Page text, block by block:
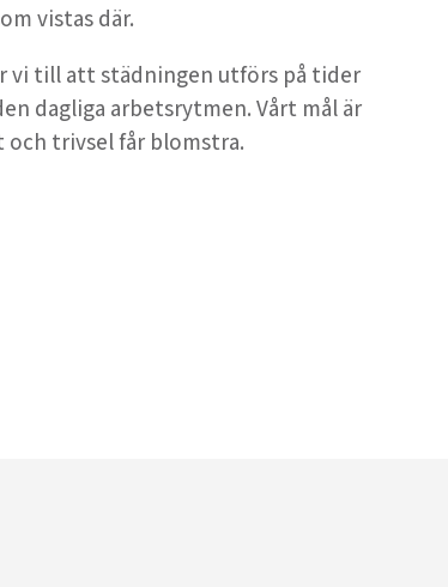
vistas där.
vi till att städningen utförs på tider
dagliga arbetsrytmen. Vårt mål är
trivsel får blomstra.